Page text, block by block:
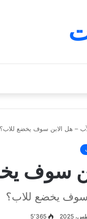
– هل الابن سوف يخضع للاب؟
سوف
سوف يخضع للاب؟
5٬365